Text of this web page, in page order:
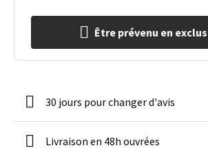
Être prévenu en
30 jours pour changer d'avis
Livraison en 48h ouvrées